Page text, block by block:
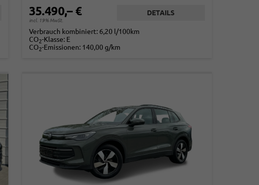
35.490,– €
incl. 19% MwSt.
DETAILS
Verbrauch kombiniert: 6,20 l/100km
CO2-Klasse: E
CO2-Emissionen: 140,00 g/km